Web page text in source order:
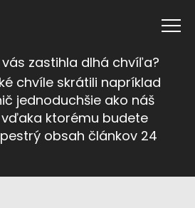
zastihla dlhá chvíľa?
chvíle skrátili napríklad
jednoduchšie ako náš
ktorému budete
obsah článkov 24